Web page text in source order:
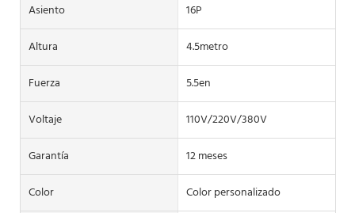
Asiento
16P
Altura
4.5metro
Fuerza
5.5en
Voltaje
110V/220V/380V
Garantía
12 meses
Color
Color personalizado